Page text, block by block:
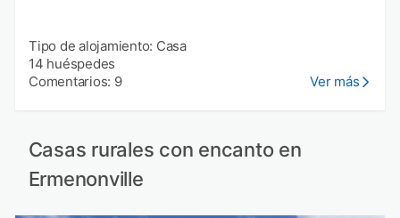
Tipo de alojamiento: Casa
14 huéspedes
Comentarios: 9
Ver más
Casas rurales con encanto en
Ermenonville